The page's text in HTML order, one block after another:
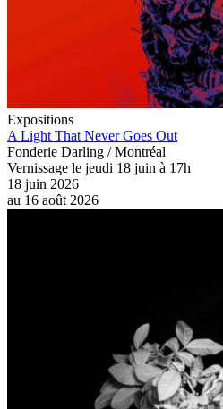
Expositions
A Light That Never Goes Out
Fonderie Darling / Montréal
Vernissage le jeudi 18 juin à 17h
18 juin 2026
au 16 août 2026